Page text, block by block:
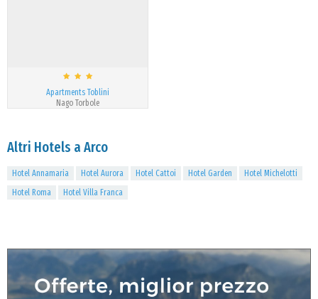
Apartments Toblini
Nago Torbole
Altri Hotels a Arco
Hotel Annamaria Hotel Aurora Hotel Cattoi Hotel Garden
Hotel Michelotti
Hotel Roma
Hotel Villa Franca